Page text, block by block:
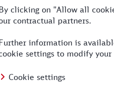
30 05:05
15:12
Viersen
07:28